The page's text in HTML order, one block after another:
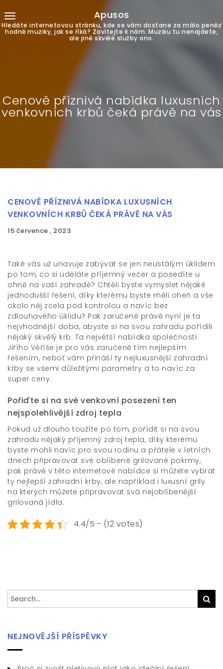
Apusos
Hledáte internetovou stránku, kde se vám dostane za málo peněz
hodně muziky, jak se říká? Zavítejte k nám. Muziku tu nenajdete,
ale jiné skvělé služby ano.
Cenově příznivá nabídka luxusních
venkovních krbů čeká právě na vás
CENOVĚ PŘÍZNIVÁ NABÍDKA LUXUSNÍCH
VENKOVNÍCH KRBŮ ČEKÁ PRÁVĚ NA VÁS
15 července , 2023
Také vás už unavuje zabývat se jen neustálým úklidem
po tom, co si uděláte příjemný večer a posedíte u
ohně na vaší zahradě? Chtěli byste vymyslet nějaké
jednodušší řešení, díky kterému byste měli oheň a vše
okolo něj zcela pod kontrolou a navíc bez
zdlouhavého úklidu? Pak zaručeně právě nyní je ta
nejvhodnější doba, abyste si na svou zahradu pořídili
nějaký skvělý krb. Ta největší nabídka společnosti
Jiřího Věříše je pro vás zaručeně tím nejlepším
řešením, neboť vám přináší ty nejluxusnější zahradní
krby se všemi důležitými parametry a to navíc za
super ceny.
Pořiďte si na své venkovní posezení ten
nejspolehlivější zdroj tepla
Pokud už dlouho toužíte po tom, pořídit si na svou
zahradu nějaký příjemný zdroj tepla, díky kterému
byste mohli navíc pro svou rodinu a přátele v letních
dnech připravovat své oblíbené grilované pokrmy,
pak právě v této internetové nabídce si můžete vybrat
ty nejlepší zahradní krby, ale například i luxusní grily
na kterých můžete připravovat svá nejoblíbenější
grilovaná jídla.
4.4/5 - (12 votes)
Search
for:
NEJNOVĚJŠÍ PŘÍSPĚVKY